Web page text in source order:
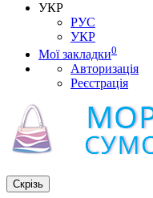
УКР
РУС
УКР
Мої закладки0
Авторизація
Реєстрація
Скрізь